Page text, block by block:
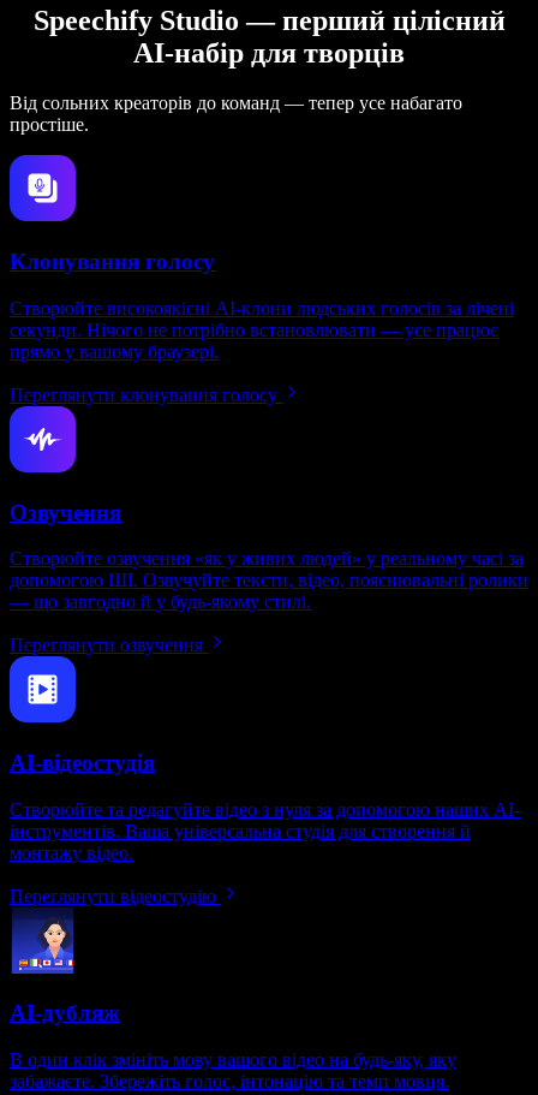
Speechify Studio — перший цілісний
AI-набір для творців
Від сольних креаторів до команд — тепер усе набагато
простіше.
Клонування голосу
Створюйте високоякісні AI-клони людських голосів за лічені
секунди. Нічого не потрібно встановлювати — усе працює
прямо у вашому браузері.
Переглянути клонування голосу
Озвучення
Створюйте озвучення «як у живих людей» у реальному часі за
допомогою ШІ. Озвучуйте тексти, відео, пояснювальні ролики
— що завгодно й у будь-якому стилі.
Переглянути озвучення
AI-відеостудія
Створюйте та редагуйте відео з нуля за допомогою наших AI-
інструментів. Ваша універсальна студія для створення й
монтажу відео.
Переглянути відеостудію
AI-дубляж
В один клік змініть мову вашого відео на будь-яку, яку
забажаєте. Збережіть голос, інтонацію та темп мовця.